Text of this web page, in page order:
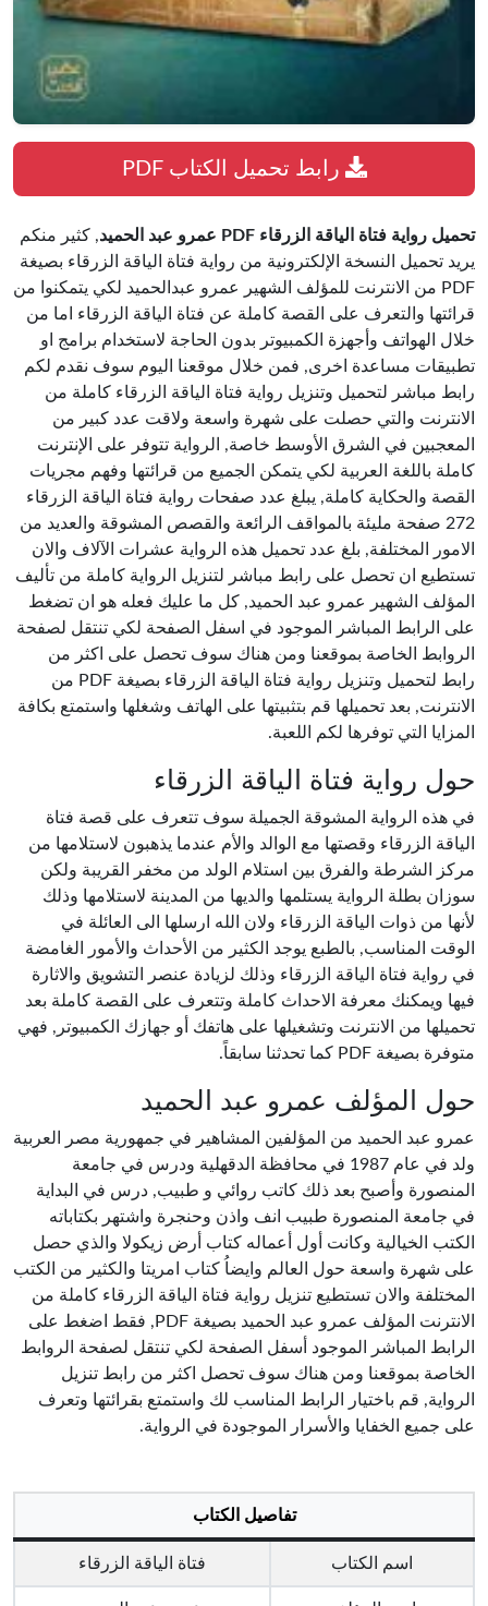
تحميل رواية فتاة الياقة الزرقاء PDF عمرو عبد الحميد
, كثير منكم
يريد تحميل النسخة الإلكترونية من رواية فتاة الياقة الزرقاء بصيغة
PDF من الانترنت للمؤلف الشهير عمرو عبدالحميد لكي يتمكنوا من
قرائتها والتعرف على القصة كاملة عن فتاة الياقة الزرقاء اما من
خلال الهواتف وأجهزة الكمبيوتر بدون الحاجة لاستخدام برامج او
تطبيقات مساعدة اخرى, فمن خلال موقعنا اليوم سوف نقدم لكم
رابط مباشر لتحميل وتنزيل رواية فتاة الياقة الزرقاء كاملة من
الانترنت والتي حصلت على شهرة واسعة ولاقت عدد كبير من
المعجبين في الشرق الأوسط خاصة, الرواية تتوفر على الإنترنت
كاملة باللغة العربية لكي يتمكن الجميع من قرائتها وفهم مجريات
القصة والحكاية كاملة, يبلغ عدد صفحات رواية فتاة الياقة الزرقاء
272 صفحة مليئة بالمواقف الرائعة والقصص المشوقة والعديد من
الامور المختلفة, بلغ عدد تحميل هذه الرواية عشرات الآلاف والان
تستطيع ان تحصل على رابط مباشر لتنزيل الرواية كاملة من تأليف
المؤلف الشهير عمرو عبد الحميد, كل ما عليك فعله هو ان تضغط
على الرابط المباشر الموجود في اسفل الصفحة لكي تنتقل لصفحة
الروابط الخاصة بموقعنا ومن هناك سوف تحصل على اكثر من
رابط لتحميل وتنزيل رواية فتاة الياقة الزرقاء بصيغة PDF من
الانترنت, بعد تحميلها قم بتثبيتها على الهاتف وشغلها واستمتع بكافة
المزايا التي توفرها لكم اللعبة.
حول رواية فتاة الياقة الزرقاء
في هذه الرواية المشوقة الجميلة سوف تتعرف على قصة فتاة
الياقة الزرقاء وقصتها مع الوالد والأم عندما يذهبون لاستلامها من
مركز الشرطة والفرق بين استلام الولد من مخفر القريبة ولكن
سوزان بطلة الرواية يستلمها والديها من المدينة لاستلامها وذلك
لأنها من ذوات الياقة الزرقاء ولان الله ارسلها الى العائلة في
الوقت المناسب, بالطبع يوجد الكثير من الأحداث والأمور الغامضة
في رواية فتاة الياقة الزرقاء وذلك لزيادة عنصر التشويق والاثارة
فيها ويمكنك معرفة الاحداث كاملة وتتعرف على القصة كاملة بعد
تحميلها من الانترنت وتشغيلها على هاتفك أو جهازك الكمبيوتر, فهي
متوفرة بصيغة PDF كما تحدثنا سابقاً.
حول المؤلف عمرو عبد الحميد
عمرو عبد الحميد من المؤلفين المشاهير في جمهورية مصر العربية
ولد في عام 1987 في محافظة الدقهلية ودرس في جامعة
المنصورة وأصبح بعد ذلك كاتب روائي و طبيب, درس في البداية
في جامعة المنصورة طبيب انف واذن وحنجرة واشتهر بكتاباته
الكتب الخيالية وكانت أول أعماله كتاب أرض زيكولا والذي حصل
على شهرة واسعة حول العالم وايضاُ كتاب امريتا والكثير من الكتب
المختلفة والان تستطيع تنزيل رواية فتاة الياقة الزرقاء كاملة من
الانترنت المؤلف عمرو عبد الحميد بصيغة PDF, فقط اضغط على
الرابط المباشر الموجود أسفل الصفحة لكي تنتقل لصفحة الروابط
الخاصة بموقعنا ومن هناك سوف تحصل اكثر من رابط تنزيل
الرواية, قم باختيار الرابط المناسب لك واستمتع بقرائتها وتعرف
على جميع الخفايا والأسرار الموجودة في الرواية.
تفاصيل الكتاب
اسم الكتاب فتاة الياقة الزرقاء